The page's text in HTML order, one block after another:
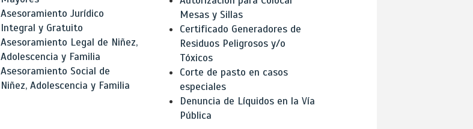
Asesoramiento Jurídico
Integral y Gratuito
Asesoramiento Legal de Niñez,
Adolescencia y Familia
Asesoramiento Social de
Niñez, Adolescencia y Familia
Mesas y Sillas
Certificado Generadores de
Residuos Peligrosos y/o
Tóxicos
Corte de pasto en casos
especiales
Denuncia de Líquidos en la Vía
Pública